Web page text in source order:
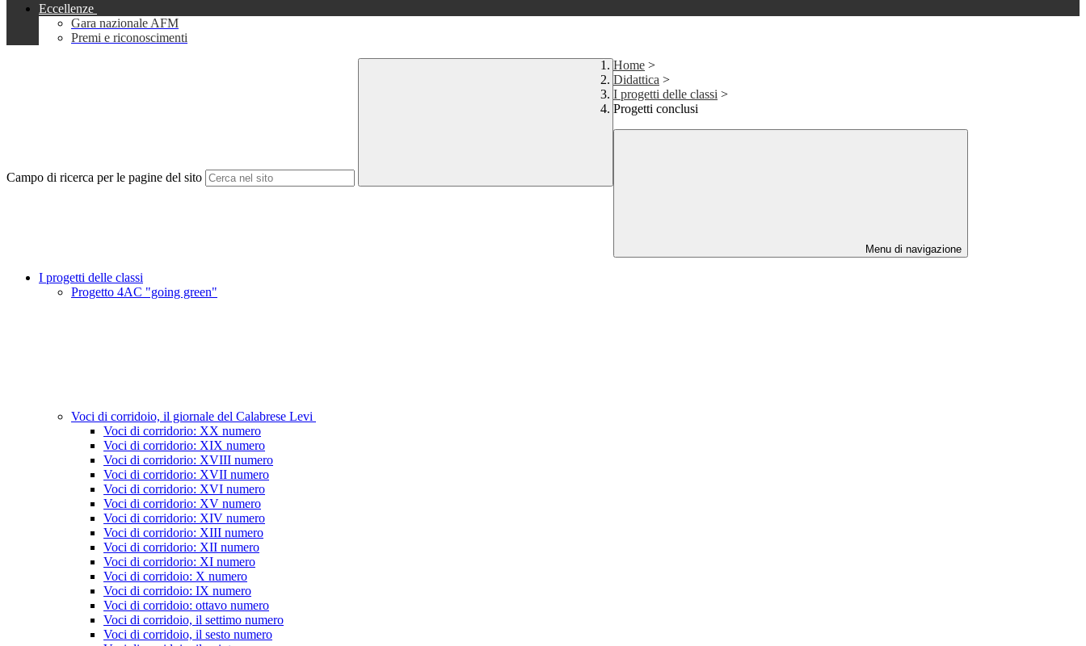
Eccellenze
Gara nazionale AFM
Premi e riconoscimenti
Campo di ricerca per le pagine del sito
Home >
Didattica >
I progetti delle classi >
Progetti conclusi
Menu di navigazione
I progetti delle classi
Progetto 4AC "going green"
Voci di corridoio, il giornale del Calabrese Levi
Voci di corridorio: XX numero
Voci di corridorio: XIX numero
Voci di corridorio: XVIII numero
Voci di corridorio: XVII numero
Voci di corridorio: XVI numero
Voci di corridorio: XV numero
Voci di corridorio: XIV numero
Voci di corridorio: XIII numero
Voci di corridorio: XII numero
Voci di corridorio: XI numero
Voci di corridoio: X numero
Voci di corridoio: IX numero
Voci di corridoio: ottavo numero
Voci di corridoio, il settimo numero
Voci di corridoio, il sesto numero